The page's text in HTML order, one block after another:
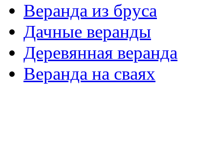
Веранда из бруса
Дачные веранды
Деревянная веранда
Веранда на сваях